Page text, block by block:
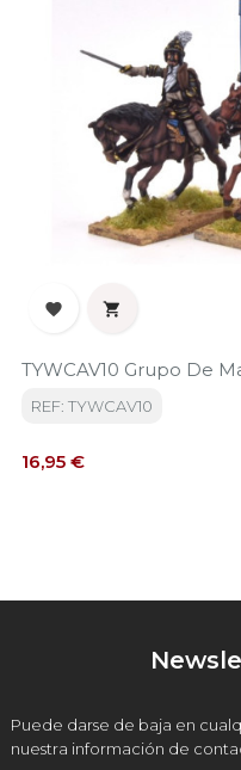
 
TYWCAV10 Grupo De
REF: TYWCAV10
Precio
16,95 €
Puede darse de baja en
nuestra información de